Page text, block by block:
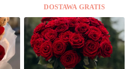
DOSTAWA GRATIS